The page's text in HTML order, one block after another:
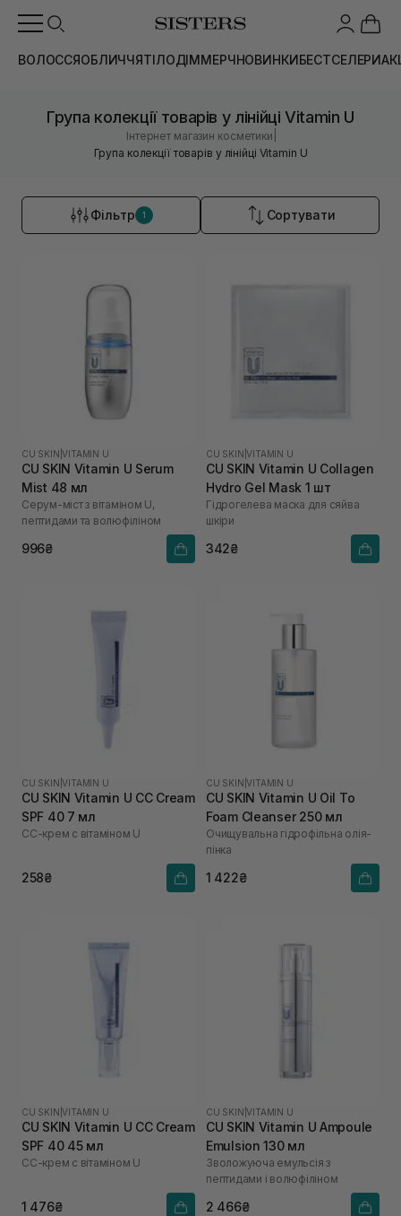
ВОЛОССЯОБЛИЧЧЯТІЛОДІММЕРЧНОВИНКИБЕСТСЕЛЕРИ
Група колекції товарів у лінійці Vitamin U
Інтернет магазин косметики
Група колекції товарів у лінійці Vitamin U
Фільтр 1 Сортувати
CU SKIN |VITAMIN U
CU SKIN Vitamin U Serum
Mist 48 мл
Серум-міст з вітаміном U,
пептидами та волюфіліном
996₴
CU SKIN |VITAMIN U
CU SKIN Vitamin U Collagen
Hydro Gel Mask 1 шт
Гідрогелева маска для сяйва
шкіри
342₴
CU SKIN |VITAMIN U
CU SKIN Vitamin U CC Cream
SPF 40 7 мл
СС-крем с вітаміном U
258₴
CU SKIN |VITAMIN U
CU SKIN Vitamin U Oil To
Foam Cleanser 250 мл
Очищувальна гідрофільна олія-
пінка
1 422₴
CU SKIN |VITAMIN U
CU SKIN Vitamin U CC Cream
SPF 40 45 мл
СС-крем с вітаміном U
1 476₴
CU SKIN |VITAMIN U
CU SKIN Vitamin U Ampoule
Emulsion 130 мл
Зволожуюча емульсія з
пептидами і волюфіліном
2 466₴